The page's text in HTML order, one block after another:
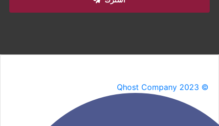
Qhost Company 2023 ©